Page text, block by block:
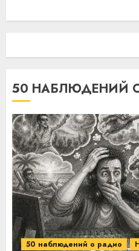
50 НАБЛЮДЕНИЙ
50 наблюдений о радио